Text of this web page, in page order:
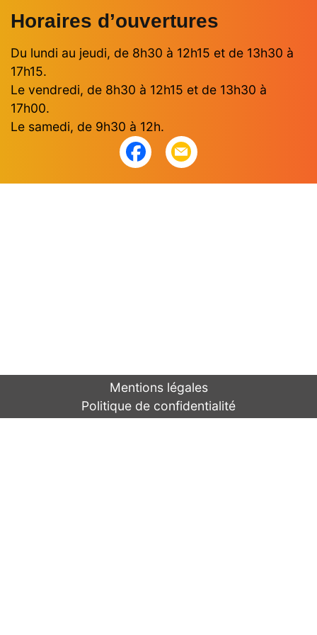
Horaires d’ouvertures
Du lundi au jeudi, de 8h30 à 12h15 et de 13h30 à
17h15.
Le vendredi, de 8h30 à 12h15 et de 13h30 à
17h00.
Le samedi, de 9h30 à 12h.
Mentions légales
Politique de confidentialité